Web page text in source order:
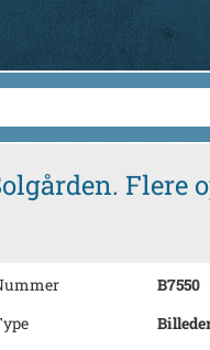
Flere
B7550